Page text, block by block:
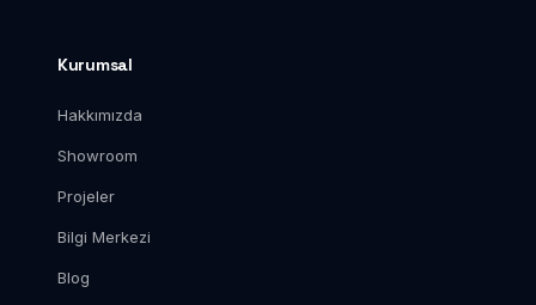
Kurumsal
Hakkımızda
Showroom
Projeler
Bilgi Merkezi
Blog